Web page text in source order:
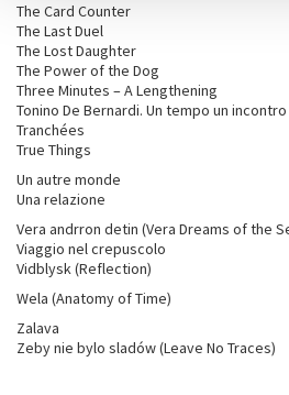
The Card Counter
The Last Duel
The Lost Daughter
The Power of the Dog
Three Minutes – A Lengthening
Tonino De Bernardi. Un tempo un incontro
Tranchées
True Things
Un autre monde
Una relazione
Vera andrron detin (Vera Dreams of the
Viaggio nel crepuscolo
Vidblysk (Reflection)
Wela (Anatomy of Time)
Zalava
Zeby nie bylo sladów (Leave No Traces)